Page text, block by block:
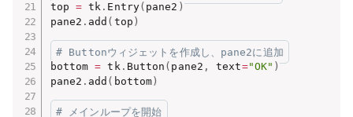
top = tk . Entry( pane2 )
pane2 . add ( top )
# Buttonウィジェットを作成し、pane2に追加
bottom = tk. Button ( pane2 , text="OK" )
pane2 . add ( bottom )
# メインループを開始